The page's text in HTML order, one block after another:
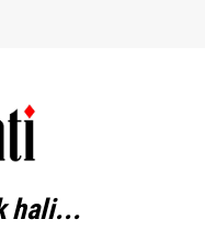
hali...